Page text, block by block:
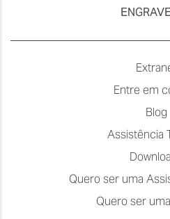
Entre em
Blog
Assistência
Quero ser uma
Quero ser